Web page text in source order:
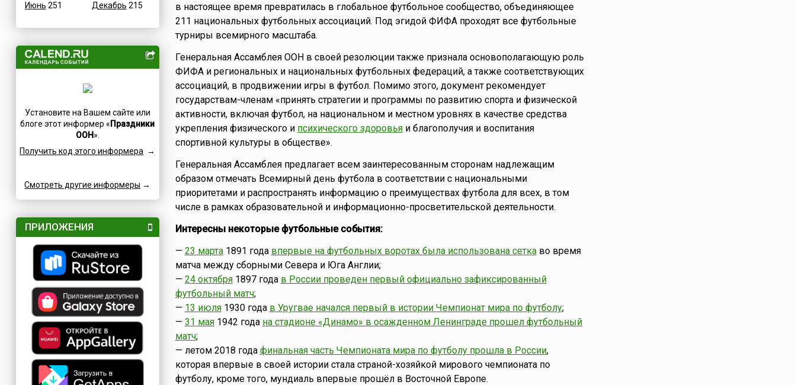
Ирландия
Исландия
Италия
Канада
Кипр
Коми
Коста-Рика
Куба
Кыргызстан
Лаос
Латвия
Ливан
Литва
Люксембург
Мадагаскар
Македония
Мексика
Культурные
Научно-технические
Медицинские
Семейные
Славные
Турниры
Творческие
Учительские
Фестивали
Финансовые
Флотские
Экологические
Юридические
Языковые
Июнь 251
Декабрь 215
Установите на Вашем сайте или
блоге этот информер « Праздники
ООН».
Получить код этого информера →
Смотреть другие информеры →
ПРИЛОЖЕНИЯ
в настоящее время превратилась в глобальное футбольное сообщество, объединяющее
211 национальных футбольных ассоциаций. Под эгидой ФИФА проходят все футбольные
турниры всемирного масштаба.
Генеральная Ассамблея ООН в своей резолюции также признала основополагающую роль
ФИФА и региональных и национальных футбольных федераций, а также соответствующих
ассоциаций, в продвижении игры в футбол. Помимо этого, документ рекомендует
государствам-членам «принять стратегии и программы по развитию спорта и физической
активности, включая футбол, на национальном и местном уровнях в качестве средства
укрепления физического и психического здоровьяи благополучия и воспитания
спортивной культуры в обществе».
Генеральная Ассамблея предлагает всем заинтересованным сторонам надлежащим
образом отмечать Всемирный день футбола в соответствии с национальными
приоритетами и распространять информацию о преимуществах футбола для всех, в том
числе в рамках образовательной и информационно-просветительской деятельности.
Интересны некоторые футбольные события:
— 23 марта1891 года впервые на футбольных воротах была использована сеткаво время
матча между сборными Севера и Юга Англии;
— 24 октября1897 года в России проведен первый официально зафиксированный
футбольный матч;
— 13 июля1930 года в Уругвае начался первый в истории Чемпионат мира по футболу;
— 31 мая1942 года на стадионе «Динамо» в осажденном Ленинграде прошел футбольный
матч;
— летом 2018 года финальная часть Чемпионата мира по футболу прошла в России,
которая впервые в своей истории стала страной-хозяйкой мирового чемпионата по
футболу, кроме того, мундиаль впервые прошёл в Восточной Европе.